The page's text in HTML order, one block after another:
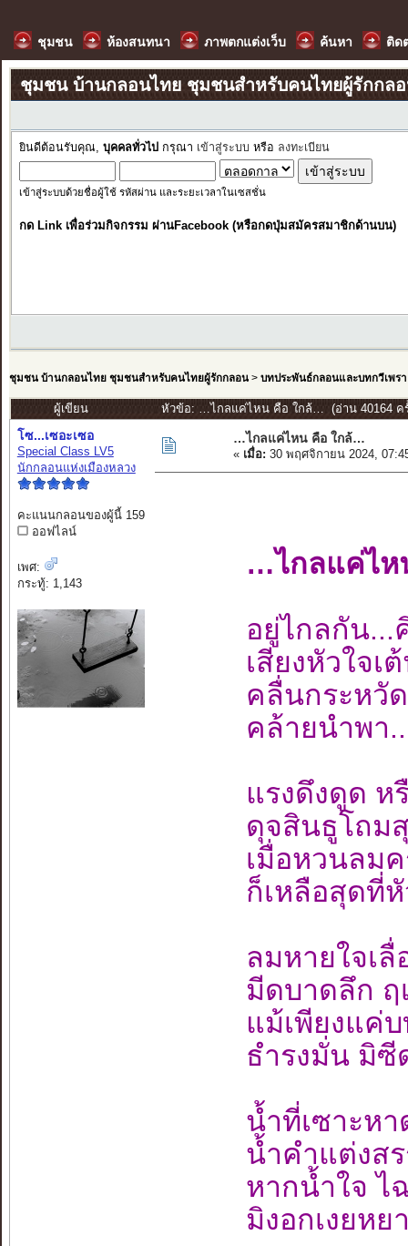
ชุมชน ห้องสนทนา ภาพตกแต่งเว็บ ค้นหา ติด
ชุมชน บ้านกลอนไทย ชุมชนสำหรับคนไทยผู้รักกล
ยินดีต้อนรับคุณ, บุคคลทั่วไป กรุณา เข้าสู่ระบบ หรือ ลงทะเบียน
เข้าสู่ระบบด้วยชื่อผู้ใช้ รหัสผ่าน และระยะเวลาในเซสชั่น
กด Link เพื่อร่วมกิจกรรม ผ่านFacebook (หรือกดปุ่มสมัครสมาชิกด้านบน)
ชุมชน บ้านกลอนไทย ชุมชนสำหรับคนไทยผู้รักกลอน> บทประพันธ์กลอนและบทกวีเพรา
ผู้เขียน หัวข้อ: …ไกลแค่ไหน คือ ใกล้… (อ่าน 40164 ค
โซ...เซอะเซอ
Special Class LV5
นักกลอนแห่งเมืองหลวง
คะแนนกลอนของผู้นี้ 159
ออฟไลน์
เพศ:
กระทู้: 1,143
…ไกลแค่ไหน คือ ใกล้…
« เมื่อ: 30 พฤศจิกายน 2024,
…ไกลแค่ไห
อยู่ไกลกัน
เสียงหัวใจเ
คลื่นกระหวั
คล้ายนำพา
แรงดึงดูด ห
ดุจสินธูโถม
เมื่อหวนลม
ก็เหลือสุดที่
ลมหายใจเ
มีดบาดลึก ฤ
แม้เพียงแค่
ธำรงมั่น มิซี
น้ำที่เซาะหา
น้ำคำแต่งส
หากน้ำใจ ไ
มิงอกเงยห